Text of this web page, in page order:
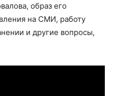
образ его
на СМИ, работу
и другие вопросы,